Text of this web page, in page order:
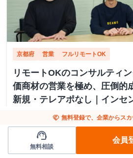
京都府 営業 フルリモートOK
リモートOKのコンサルティ
価商材の営業を極め、圧倒的
新規・テレアポなし｜インセ
株式会社つむぐ
・成果報酬となります。 - 研修期間：時給1,300円 ＋ 成約報
酬 - 研修終了後：完全成果報酬（成約報酬のみ） - 成約報
handshake 無料登録で、企業からスカ
support_agent
無料相談
会員